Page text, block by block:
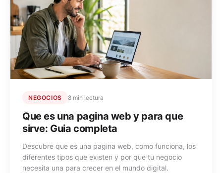
NEGOCIOS 8 min lectura
Que es una pagina web y para que
sirve: Guia completa
Descubre que es una pagina web, como funciona, los
diferentes tipos que existen y por que tu negocio
necesita una para crecer en el mundo digital.